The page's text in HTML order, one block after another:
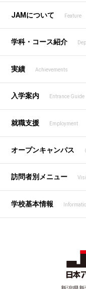
JAMについて Feature
学科・コース紹介
実績 Achievements
入学案内 Entrance Guide
就職支援 Employment
オープンキャンパス
訪問者別メニュー
学校基本情報